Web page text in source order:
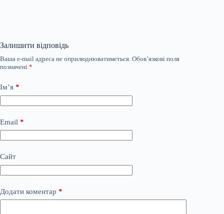
Залишити відповідь
Ваша e-mail адреса не оприлюднюватиметься. Обов’язкові поля
позначені *
Ім’я *
Email *
Сайт
Додати коментар *